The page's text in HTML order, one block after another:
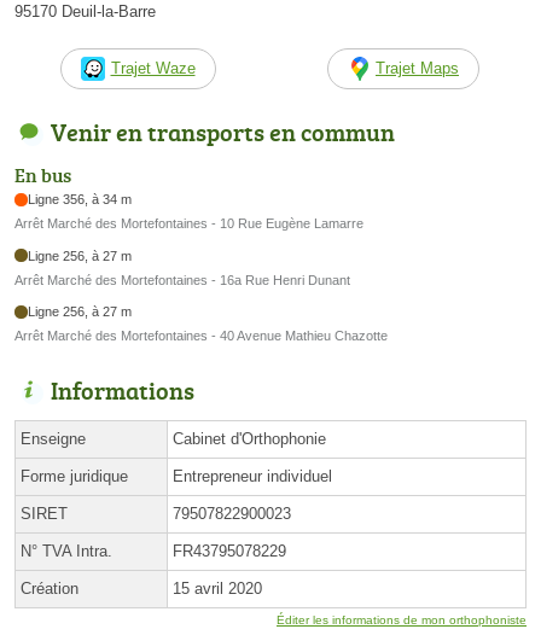
95170 Deuil-la-Barre
Trajet Waze Trajet Maps
Venir en transports en commun
En bus
Ligne 356, à 34 m
Arrêt Marché des Mortefontaines - 10 Rue Eugène Lamarre
Ligne 256, à 27 m
Arrêt Marché des Mortefontaines - 16a Rue Henri Dunant
Ligne 256, à 27 m
Arrêt Marché des Mortefontaines - 40 Avenue Mathieu Chazotte
Informations
Enseigne Cabinet d'Orthophonie
Forme juridique Entrepreneur individuel
SIRET 79507822900023
N° TVA Intra. FR43795078229
Création 15 avril 2020
Éditer les informations de mon orthophoniste